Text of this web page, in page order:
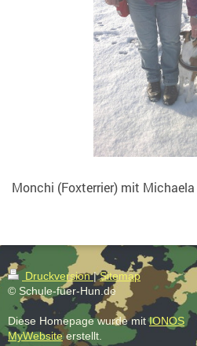
Monchi (Foxterrier) mit Michaela
Druckversion| Sitemap
© Schule-fuer-Hun.de
Diese Homepage wurde mitIONOS
MyWebsiteerstellt.